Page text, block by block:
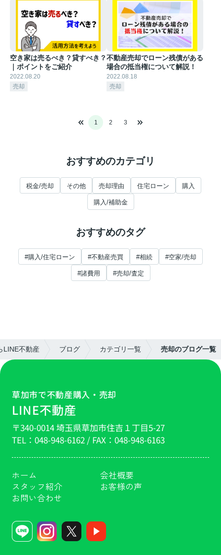
空き家は売るべき？貸すべき？
｜ポイントをご紹介
2022.08.20
売却
不動産売却でローン残債がある
場合の抵当権について解説！
2022.08.18
売却
1 2 3
おすすめのカテゴリ
税金/売却 その他 売却理由 住宅ローン 購入
購入/補助金
おすすめのタグ
#購入/住宅ローン #不動産売買 #相続 #空家/売却
#諸費用 #売却/査定
LINE不動産 ブログ カテゴリ一覧 売却のブログ一覧
草加市で不動産購入・売却
LINE不動産
〒340-0014 埼玉県草加市住吉１丁目5-27
TEL： 048-948-6162/ FAX： 048-948-6163
ホーム
会社概要
スタッフ紹介
お客様の声
お問い合わせ